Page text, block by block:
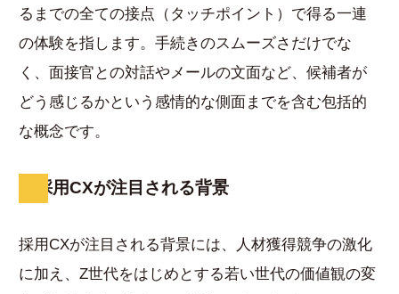
るまでの全ての接点（タッチポイント）で得る一連
の体験を指します。手続きのスムーズさだけでな
く、面接官との対話やメールの文面など、候補者が
どう感じるかという感情的な側面までを含む包括的
な概念です。
採用CXが注目される背景
採用CXが注目される背景には、人材獲得競争の激化
に加え、Z世代をはじめとする若い世代の価値観の変